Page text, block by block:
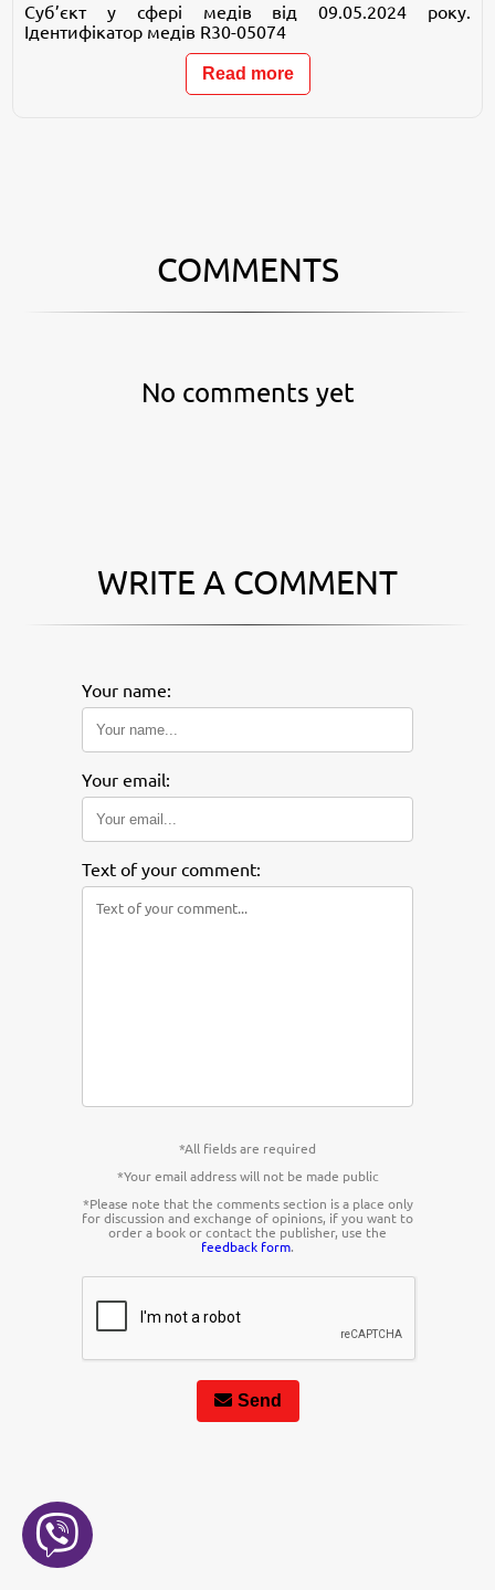
Суб’єкт у сфері медів від 09.05.2024 року.
Ідентифікатор медів R30-05074
Read more
COMMENTS
No comments yet
WRITE A COMMENT
Your name:
Your email:
Text of your comment:
*All fields are required
*Your email address will not be made public
*Please note that the comments section is a place only
for discussion and exchange of opinions, if you want to
order a book or contact the publisher, use the
feedback form.
Send